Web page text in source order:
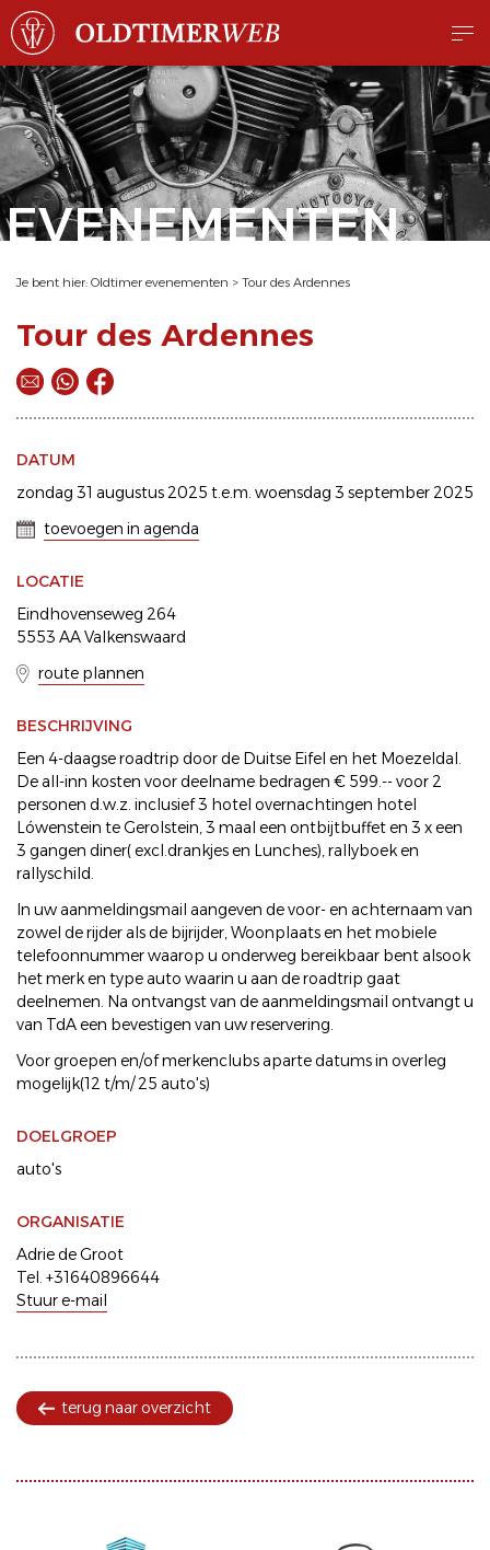
EVENEMENTEN
Je bent hier: Oldtimer evenementen > Tour des Ardennes
Tour des Ardennes
DATUM
zondag 31 augustus 2025 t.e.m. woensdag 3 september 2025
toevoegen in agenda
LOCATIE
Eindhovenseweg 264
5553 AA Valkenswaard
route plannen
BESCHRIJVING
Een 4-daagse roadtrip door de Duitse Eifel en het Moezeldal.
De all-inn kosten voor deelname bedragen € 599.-- voor 2
personen d.w.z. inclusief 3 hotel overnachtingen hotel
Lówenstein te Gerolstein, 3 maal een ontbijtbuffet en 3 x een
3 gangen diner( excl.drankjes en Lunches), rallyboek en
rallyschild.
In uw aanmeldingsmail aangeven de voor- en achternaam van
zowel de rijder als de bijrijder, Woonplaats en het mobiele
telefoonnummer waarop u onderweg bereikbaar bent alsook
het merk en type auto waarin u aan de roadtrip gaat
deelnemen. Na ontvangst van de aanmeldingsmail ontvangt u
van TdA een bevestigen van uw reservering.
Voor groepen en/of merkenclubs aparte datums in overleg
mogelijk(12 t/m/ 25 auto's)
DOELGROEP
auto's
ORGANISATIE
Adrie de Groot
Tel. +31640896644
Stuur e-mail
terug naar overzicht